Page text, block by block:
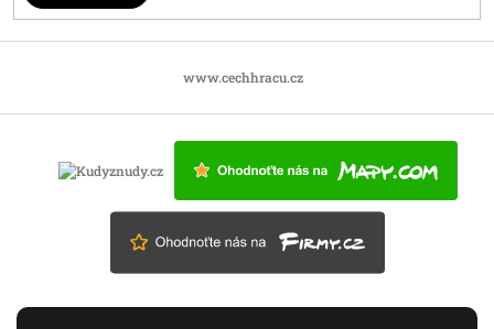
www.cechhracu.cz